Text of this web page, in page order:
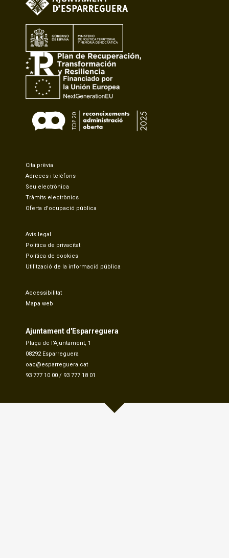
Cita prèvia
Adreces i telèfons
Seu electrònica
Tràmits electrònics
Oferta d'ocupació pública
Avís legal
Política de privacitat
Política de cookies
Utilització de la informació pública
Accessibilitat
Mapa web
Ajuntament d'Esparreguera
Plaça de l'Ajuntament, 1
08292 Esparreguera
oac@esparreguera.cat
93 777 10 00 / 93 777 18 01